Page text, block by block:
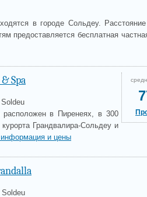
в городе Сольдеу.
предоставляется бесплатная
Spa
в Пиренеях, в 300
Грандвалира-Сольдеу и
и цены